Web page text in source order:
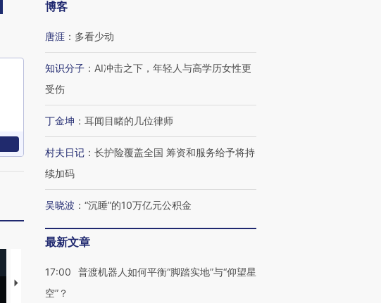
马航飞行员跨国走私7万
粒摇头丸 尿检体内含3种
博客
唐涯 ： 多看少动
知识分子 ： AI冲击之下，年轻人与高学历女性更
受伤
丁金坤 ： 耳闻目睹的几位律师
村夫日记 ： 长护险覆盖全国 筹资和服务给予将持
续加码
吴晓波 ： “沉睡”的10万亿元公积金
最新文章
17:00
普渡机器人如何平衡“脚踏实地”与“仰望星
空”？